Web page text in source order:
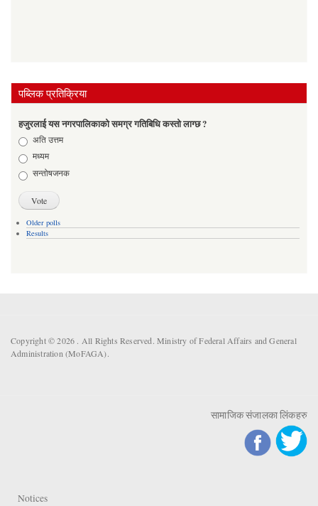
पब्लिक प्रतिक्रिया
हजुरलाई यस नगरपालिकाको समग्र गतिबिधि कस्तो लाग्छ ?
Choicesअति उत्तम
मध्यम
सन्तोषजनक
Older polls
Results
Copyright © 2026 . All Rights Reserved. Ministry of Federal Affairs and General
Administration (MoFAGA).
सामाजिक संजालका लिंकहरु
Notices